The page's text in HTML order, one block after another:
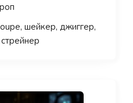
шейкер, джиггер,